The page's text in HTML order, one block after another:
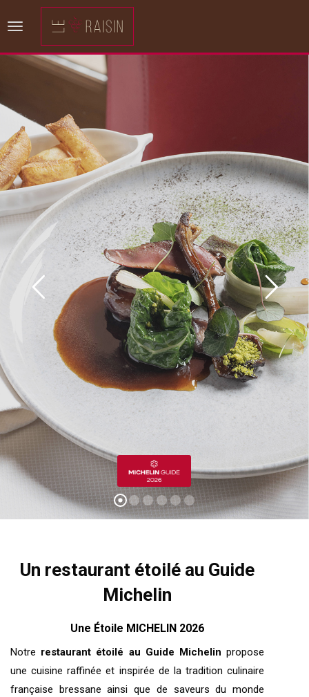
Un restaurant étoilé au Guide
Michelin
Une Étoile MICHELIN 2026
Notre restaurant étoilé au Guide Michelin propose
une cuisine raffinée et inspirée de la tradition culinaire
française bressane ainsi que de saveurs du monde